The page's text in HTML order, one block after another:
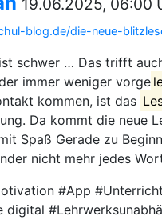
19.06.2025, 06:00
blog.de/die-neue-
schwer … Das trifft
immer weniger vorge
kommen, ist das
Da kommt die neue
Spaß Gerade zu
nicht mehr jedes
#App
digital